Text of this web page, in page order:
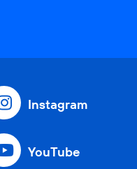
Instagram
YouTube